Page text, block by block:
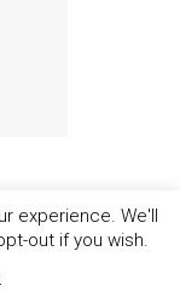
experience. We'll
out if you wish.